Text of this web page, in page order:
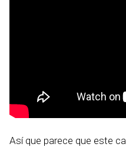
Así que parece que este